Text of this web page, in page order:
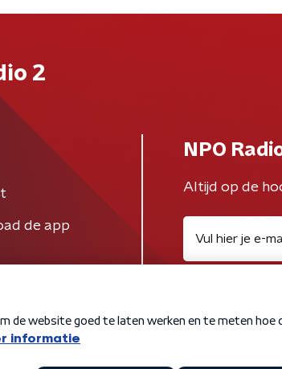
2
de app
NPO
Altijd op de